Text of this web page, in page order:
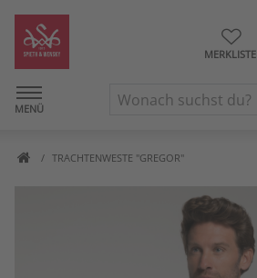
MERKLISTE
MENÜ
TRACHTENWESTE "GREGOR"
Artikelbilder überspringen